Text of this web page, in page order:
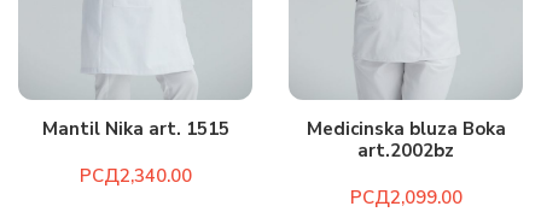
Mantil Nika art. 1515
РСД
Medicinska bluza Boka
art.2002bz
РСД